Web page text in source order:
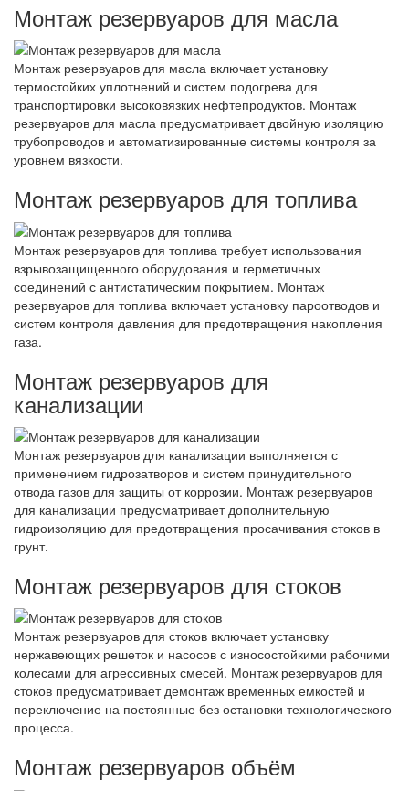
Монтаж резервуаров для масла
Монтаж резервуаров для масла включает установку
термостойких уплотнений и систем подогрева для
транспортировки высоковязких нефтепродуктов. Монтаж
резервуаров для масла предусматривает двойную изоляцию
трубопроводов и автоматизированные системы контроля за
уровнем вязкости.
Монтаж резервуаров для топлива
Монтаж резервуаров для топлива требует использования
взрывозащищенного оборудования и герметичных
соединений с антистатическим покрытием. Монтаж
резервуаров для топлива включает установку пароотводов и
систем контроля давления для предотвращения накопления
газа.
Монтаж резервуаров для
канализации
Монтаж резервуаров для канализации выполняется с
применением гидрозатворов и систем принудительного
отвода газов для защиты от коррозии. Монтаж резервуаров
для канализации предусматривает дополнительную
гидроизоляцию для предотвращения просачивания стоков в
грунт.
Монтаж резервуаров для стоков
Монтаж резервуаров для стоков включает установку
нержавеющих решеток и насосов с износостойкими рабочими
колесами для агрессивных смесей. Монтаж резервуаров для
стоков предусматривает демонтаж временных емкостей и
переключение на постоянные без остановки технологического
процесса.
Монтаж резервуаров объём